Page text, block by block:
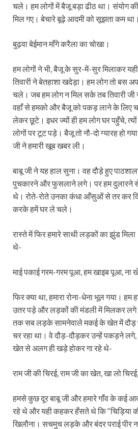
चले। हम लोगों में बैजू बड़ा ढीठ था। संयोग की
मिल गए। बेचारे बूढ़े आदमी को सूझता कम
बुढ़वा बेईमान माँगे करैला का चोखा।
हम लोगों ने भी, बैजू के सुर-में-सुर मिलाकर
तिवारी ने बेतहाशा खदेड़ा। हम लोग तो बस
चले। जब हम लोग न मिल सके तब तिवारी जी
वहाँ से हमको और बैजू को पकड़ लाने के लिए
लेकर छूटे। इधर ज्यों ही हम लोग घर पहुँचे, त्यों
लोगों पर टूट पड़े। बैजू तो नौ-दो ग्यारह हो
जी ने हमारी खूब खबर ली।
बाबू जी ने यह हाल सुना। वह दौड़े हुए
पुचकारने और फुसलाने लगे। पर हम दुलारने
थे। रोते-रोते उनका कंधा आँसुओं से तर कर
करके हमें घर ले चले।
रास्ते में फिर हमारे साथी लड़कों का झुंड
थे-
माई पकाई गरम-गरम पूआ, हम खाइब पूआ,
फिर क्या था, हमारा रोना-धेना भूल गया।
उतर पड़े और लड़कों की मंडली में मिलकर लगे
तक सब लड़के सामनेवाले मकई के खेत में दौड़
चर रहा था। वे दौड़-दौड़कर उन्हें पकड़ने
खेत से अलग ही खड़े होकर गा रहे थे-
राम जी की चिरई, राम जी का खेत, खा लो
हमसे कुछ दूर बाबू जी और हमारे गाँव के कई
रहे थे और यही कहकर हँसते थे कि “चिड़िया
खिलौना। सचमुच लड़के और बंदर पराई पीर